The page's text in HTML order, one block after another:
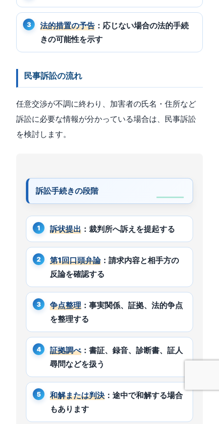
法的措置の予告 ：応じない場合の法的手続
きの可能性を示す
民事訴訟の流れ
任意交渉が不調に終わり、加害者の氏名・住所など
訴訟に必要な情報が分かっている場合は、民事訴訟
を検討します。
訴訟手続きの段階
訴状提出 ：裁判所へ訴えを提起する
第1回口頭弁論：請求内容と相手方の
反論を確認する
争点整理 ：事実関係、証拠、法的争点
を整理する
証拠調べ：書証、録音、診断書、証人
尋問などを扱う
和解または判決 ：途中で和解する場合
もあります